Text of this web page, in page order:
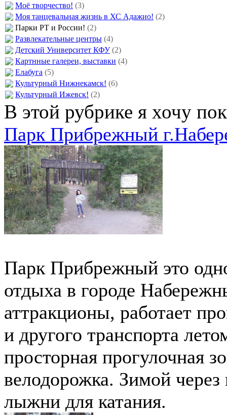
Моё творчество! (3)
Моя танцевальная жизнь в ХС Адажио! (2)
Парки РТ и России! (2)
Развлекательные центры (4)
Детский Университет КФУ (2)
Картнные галереи, выставки (4)
Елабуга (5)
Культурный Нижнекамск! (6)
Культурный Ижевск! (2)
В этой рубрике я хочу
Парк Прибрежный
Парк Прибрежный это
отдыха в городе
аттракционы, работает
и другого транспорта
просторная прогулочная
велодорожка. Зимой
лыжни для катания.